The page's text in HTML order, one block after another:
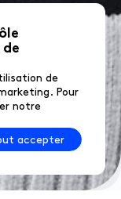
de
Pour
notre
accepter